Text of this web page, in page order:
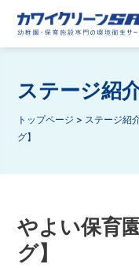
ステージ紹
トップページ > ステージ紹
グ】
やよい保育
グ】